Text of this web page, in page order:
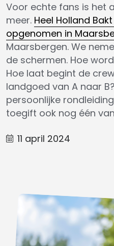
Voor echte fans is het
meer. Heel Holland
opgenomen in
Maarsbergen. We
de schermen. Hoe
Hoe laat begint de
landgoed van A naar
persoonlijke
toegift ook nog één
11 april 2024